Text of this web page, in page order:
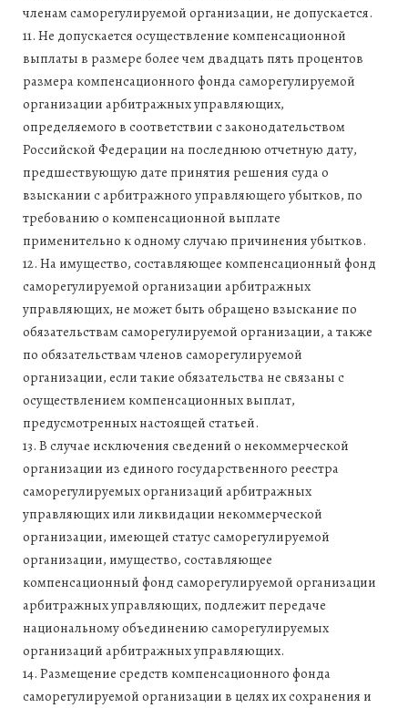
членам саморегулируемой организации, не допускается.
11. Не допускается осуществление компенсационной
выплаты в размере более чем двадцать пять процентов
размера компенсационного фонда саморегулируемой
организации арбитражных управляющих,
определяемого в соответствии с законодательством
Российской Федерации на последнюю отчетную дату,
предшествующую дате принятия решения суда о
взыскании с арбитражного управляющего убытков, по
требованию о компенсационной выплате
применительно к одному случаю причинения убытков.
12. На имущество, составляющее компенсационный фонд
саморегулируемой организации арбитражных
управляющих, не может быть обращено взыскание по
обязательствам саморегулируемой организации, а также
по обязательствам членов саморегулируемой
организации, если такие обязательства не связаны с
осуществлением компенсационных выплат,
предусмотренных настоящей статьей.
13. В случае исключения сведений о некоммерческой
организации из единого государственного реестра
саморегулируемых организаций арбитражных
управляющих или ликвидации некоммерческой
организации, имеющей статус саморегулируемой
организации, имущество, составляющее
компенсационный фонд саморегулируемой организации
арбитражных управляющих, подлежит передаче
национальному объединению саморегулируемых
организаций арбитражных управляющих.
14. Размещение средств компенсационного фонда
саморегулируемой организации в целях их сохранения и